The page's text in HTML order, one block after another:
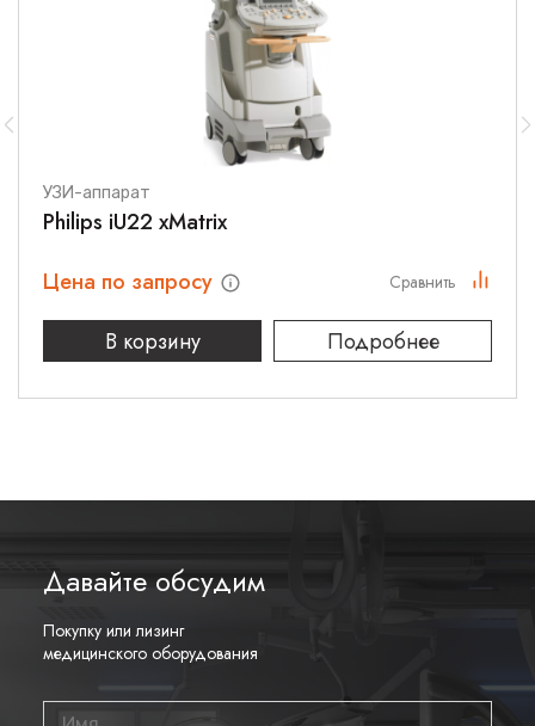
УЗИ-аппарат
Philips iU22 xMatrix
Цена по запросу
В корзину
Подробнее
Сравнить
Давайте обсудим
Покупку или лизинг
медицинского оборудования